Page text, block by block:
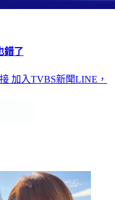
錯了
加入TVBS新聞LINE，